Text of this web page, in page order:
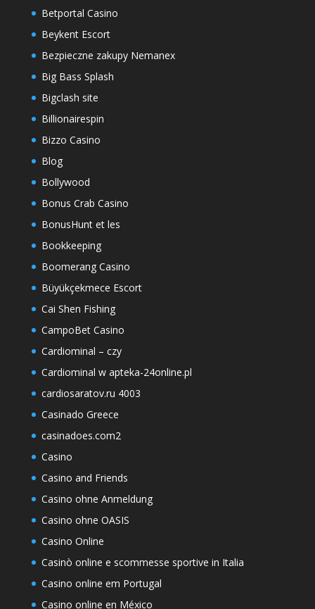
Betportal Casino
Beykent Escort
Bezpieczne zakupy Nemanex
Big Bass Splash
Bigclash site
Billionairespin
Bizzo Casino
Blog
Bollywood
Bonus Crab Casino
BonusHunt et les
Bookkeeping
Boomerang Casino
Büyükçekmece Escort
Cai Shen Fishing
CampoBet Casino
Cardiominal – czy
Cardiominal w apteka-24online.pl
cardiosaratov.ru 4003
Casinado Greece
casinadoes.com2
Casino
Casino and Friends
Casino ohne Anmeldung
Casino ohne OASIS
Casino Online
Casinò online e scommesse sportive in Italia
Casino online em Portugal
Casino online en México